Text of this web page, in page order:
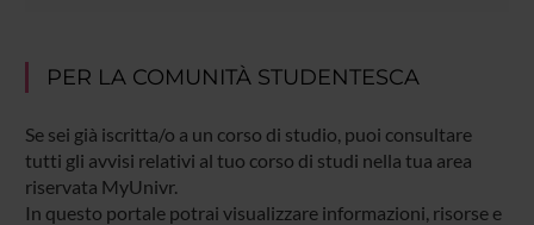
PER LA COMUNITÀ STUDENTESCA
Se sei già iscritta/o a un corso di studio, puoi consultare
tutti gli avvisi relativi al tuo corso di studi nella tua area
riservata MyUnivr.
In questo portale potrai visualizzare informazioni, risorse e